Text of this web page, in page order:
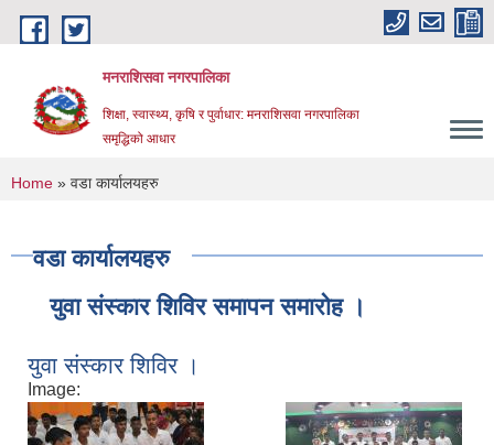
Skip to main content
मनराशिसवा नगरपालिका
शिक्षा, स्वास्थ्य, कृषि र पुर्वाधार: मनराशिसवा नगरपालिका
समृद्धिको आधार
You are here
Home » वडा कार्यालयहरु
वडा कार्यालयहरु
युवा संस्कार शिविर समापन समारोह ।
युवा संस्कार शिविर ।
Image: